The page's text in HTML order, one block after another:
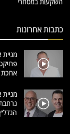
כתבות אחרונות